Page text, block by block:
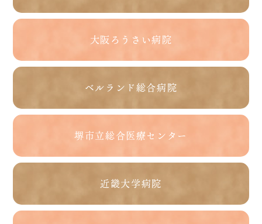
大阪ろうさい病院
ベルランド総合病院
堺市立総合医療センター
近畿大学病院